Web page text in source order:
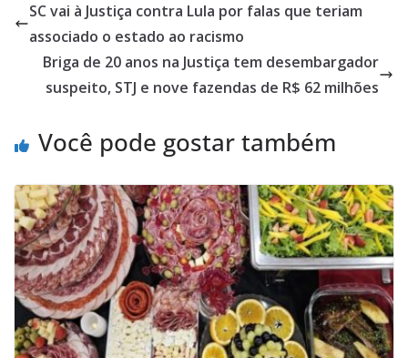
SC vai à Justiça contra Lula por falas que teriam
associado o estado ao racismo
Briga de 20 anos na Justiça tem desembargador
suspeito, STJ e nove fazendas de R$ 62 milhões
Você pode gostar também